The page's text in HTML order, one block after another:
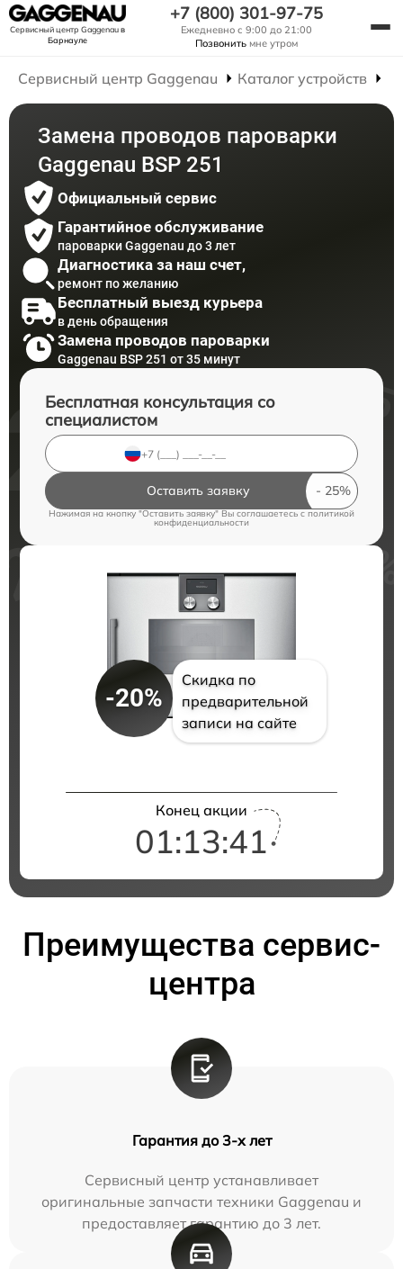
Сервисный центр Gaggenauв
Барнауле
+7 (800) 301-97-75
Ежедневно с 9:00 до 21:00
Позвонить мне утром
Сервисный центр Gaggenau Каталог устройств
Замена проводов пароварки
Gaggenau BSP 251
Официальный сервис
Гарантийное обслуживание
пароварки Gaggenau до 3 лет
Диагностика за наш счет,
ремонт по желанию
Бесплатный выезд курьера
в день обращения
Замена проводов пароварки
Gaggenau BSP 251 от 35 минут
Бесплатная консультация со
специалистом
Оставить заявку
Нажимая на кнопку "Оставить заявку" Вы соглашаетесь cполитикой
конфиденциальности
-20%
Скидка по
предварительной
записи на сайте
Конец акции
01:13:40
Преимущества сервис-
центра
Гарантия до 3-х лет
Сервисный центр устанавливает
оригинальные запчасти техники Gaggenau и
предоставляет гарантию до 3 лет.